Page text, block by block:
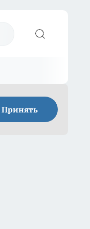
Принять